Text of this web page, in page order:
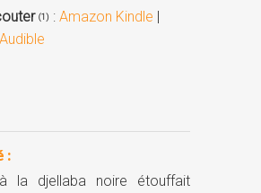
(1) : Amazon Kindle |
:
la djellaba noire étouffait